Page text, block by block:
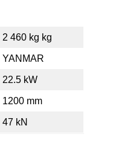
2 460 kg kg
YANMAR
22.5 kW
1200 mm
47 kN